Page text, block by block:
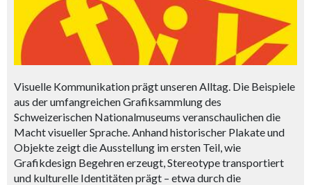
Visuelle Kommunikation prägt unseren Alltag. Die Beispiele
aus der umfangreichen Grafiksammlung des
Schweizerischen Nationalmuseums veranschaulichen die
Macht visueller Sprache. Anhand historischer Plakate und
Objekte zeigt die Ausstellung im ersten Teil, wie
Grafikdesign Begehren erzeugt, Stereotype transportiert
und kulturelle Identitäten prägt – etwa durch die